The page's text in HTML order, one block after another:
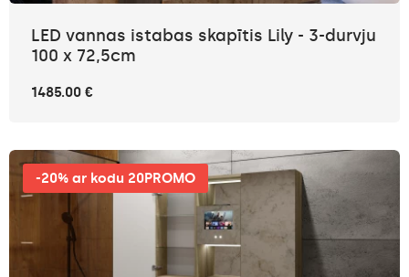
LED vannas istabas skapītis Lily - 3-durvju
100 x 72,5cm
1485.00 €
-20% ar kodu 20PROMO